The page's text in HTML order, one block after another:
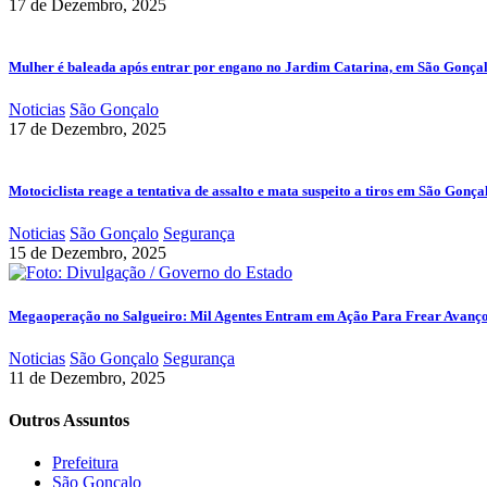
17 de Dezembro, 2025
Mulher é baleada após entrar por engano no Jardim Catarina, em São
Noticias São Gonçalo
17 de Dezembro, 2025
Motociclista reage a tentativa de assalto e mata suspeito a tiros em São
Noticias São Gonçalo Segurança
15 de Dezembro, 2025
Megaoperação no Salgueiro: Mil Agentes Entram em Ação Para Frear
Noticias São Gonçalo Segurança
11 de Dezembro, 2025
Outros Assuntos
Prefeitura
São Gonçalo